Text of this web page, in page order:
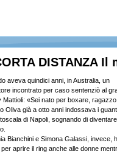
DISTANZA
aveva quindici anni, in Australia, un
incontrato per caso sentenziò al
Mattioli: «Sei nato per boxare,
Oliva già a otto anni indossava i
di Napoli, sognando di diventare
Bianchini e Simona Galassi, invece,
per aprire il ring anche alle donne